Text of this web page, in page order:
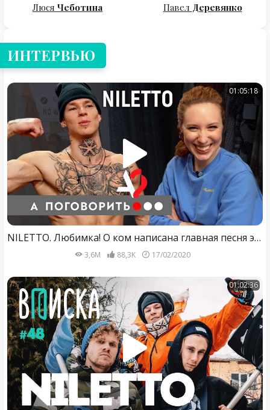
Люся Чеботина Павел Деревянко
ИНТЕРВЬЮ
01:05:18
NILETTO. Любимка! О ком написана главная песня этой зимы? И все песни NILETTO... // А поговорить?..
3,6M 88,3K 17/02/2020
01:02:36